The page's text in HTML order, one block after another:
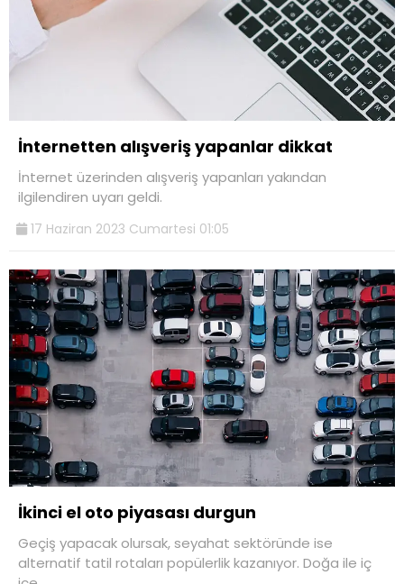
İnternetten alışveriş yapanlar dikkat
İnternet üzerinden alışveriş yapanları yakından
ilgilendiren uyarı geldi.
17 Haziran 2023 Cumartesi 01:05
İkinci el oto piyasası durgun
Geçiş yapacak olursak, seyahat sektöründe ise
alternatif tatil rotaları popülerlik kazanıyor. Doğa ile iç